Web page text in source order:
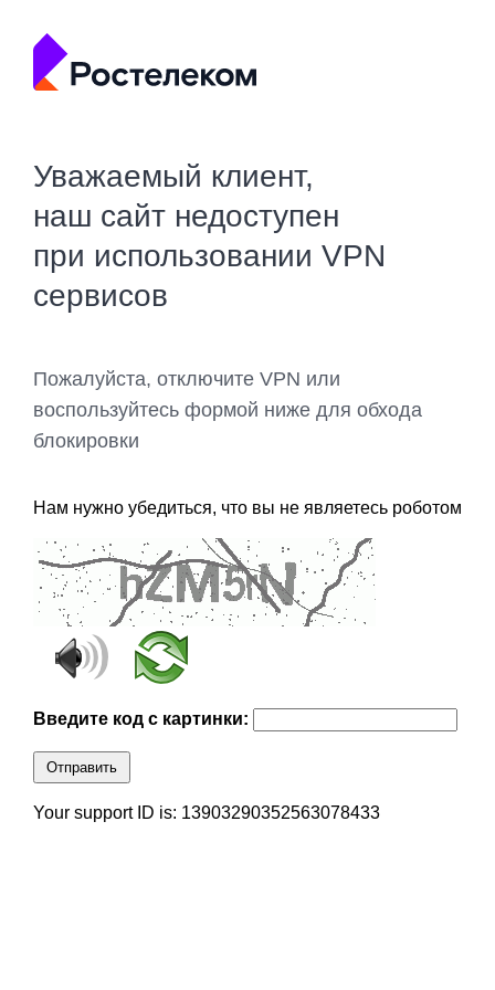
Уважаемый клиент,
наш сайт недоступен
при использовании VPN
сервисов
Пожалуйста, отключите VPN или
воспользуйтесь формой ниже для обхода
блокировки
Нам нужно убедиться, что вы не являетесь роботом
Введите код с картинки:
Отправить
Your support ID is: 13903290352563078433